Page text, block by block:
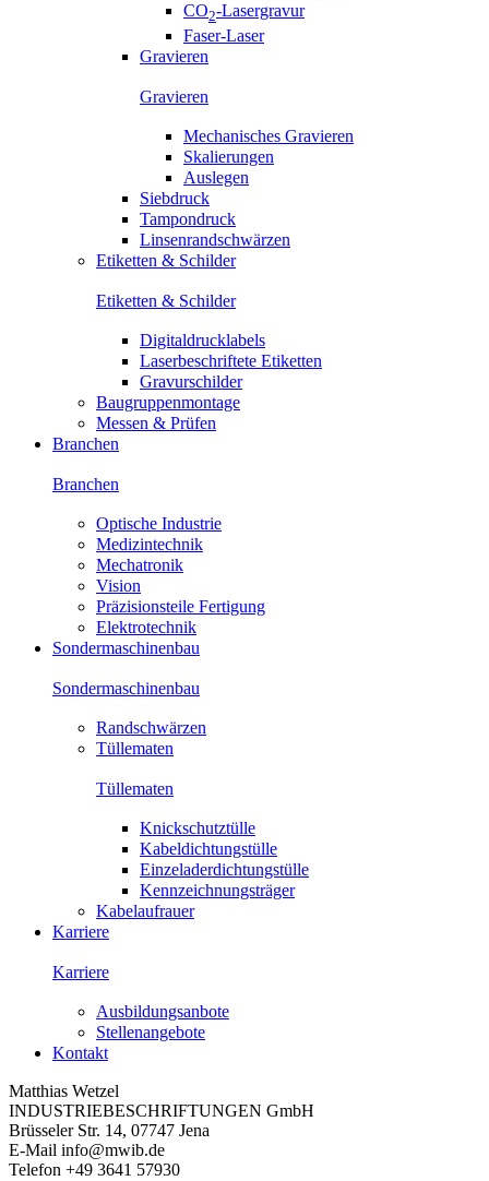
CO2-Lasergravur
Faser-Laser
Gravieren
Gravieren
Mechanisches Gravieren
Skalierungen
Auslegen
Siebdruck
Tampondruck
Linsenrandschwärzen
Etiketten & Schilder
Etiketten & Schilder
Digitaldrucklabels
Laserbeschriftete Etiketten
Gravurschilder
Baugruppenmontage
Messen & Prüfen
Branchen
Branchen
Optische Industrie
Medizintechnik
Mechatronik
Vision
Präzisionsteile Fertigung
Elektrotechnik
Sondermaschinenbau
Sondermaschinenbau
Randschwärzen
Tüllematen
Tüllematen
Knickschutztülle
Kabeldichtungstülle
Einzeladerdichtungstülle
Kennzeichnungsträger
Kabelaufrauer
Karriere
Karriere
Ausbildungsanbote
Stellenangebote
Kontakt
Matthias Wetzel
INDUSTRIEBESCHRIFTUNGEN GmbH
Brüsseler Str. 14, 07747 Jena
E-Mail info@mwib.de
Telefon +49 3641 57930